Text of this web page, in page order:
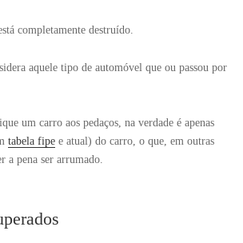
completamente destruído.
aquele tipo de automóvel que ou passou por
um carro aos pedaços, na verdade é apenas
tabela fipee atual) do carro, o que, em outras
a pena ser arrumado.